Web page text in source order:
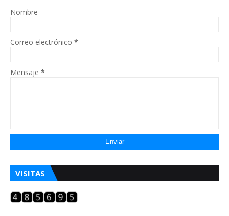
Nombre
Correo electrónico *
Mensaje *
VISITAS